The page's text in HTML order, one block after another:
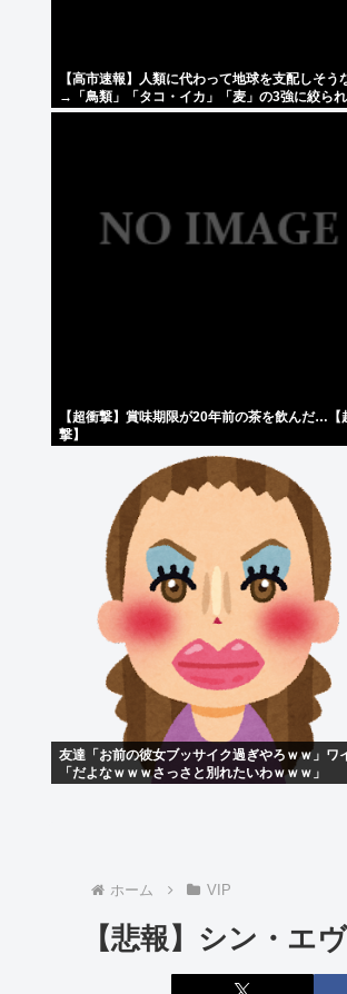
【高市速報】人類に代わって地球を支配しそう
→「鳥類」「タコ・イカ」「麦」の3強に絞られ
【超衝撃】賞味期限が20年前の茶を飲んだ…【
撃】
友達「お前の彼女ブッサイク過ぎやろｗｗ」ワ
「だよなｗｗｗさっさと別れたいわｗｗｗ」
ホーム VIP
【悲報】シン・エ